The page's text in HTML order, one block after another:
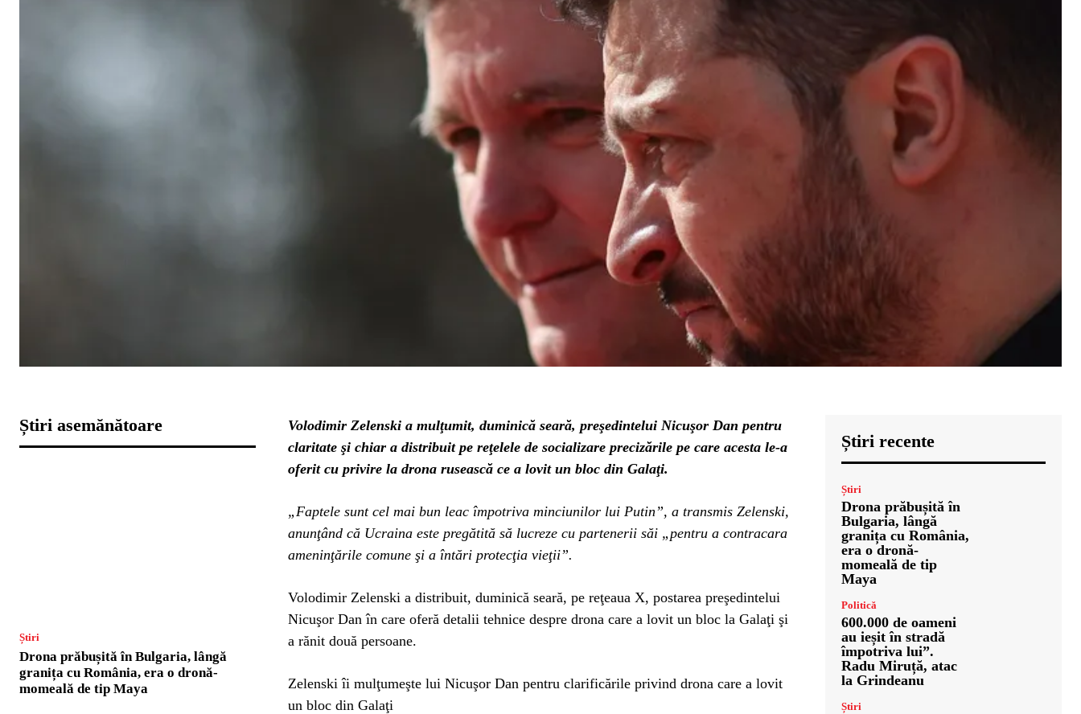
Știri asemănătoare
Știri
Drona prăbușită în Bulgaria, lângă
granița cu România, era o dronă-
momeală de tip Maya
Volodimir Zelenski a mulţumit, duminică seară, preşedintelui Nicuşor Dan pentru
claritate şi chiar a distribuit pe reţelele de socializare precizările pe care acesta le-a
oferit cu privire la drona rusească ce a lovit un bloc din Galaţi.
„Faptele sunt cel mai bun leac împotriva minciunilor lui Putin”, a transmis Zelenski,
anunţând că Ucraina este pregătită să lucreze cu partenerii săi „pentru a contracara
ameninţările comune şi a întări protecţia vieţii”.
Volodimir Zelenski a distribuit, duminică seară, pe reţeaua X, postarea preşedintelui
Nicuşor Dan în care oferă detalii tehnice despre drona care a lovit un bloc la Galaţi şi
a rănit două persoane.
Zelenski îi mulţumeşte lui Nicuşor Dan pentru clarificările privind drona care a lovit
un bloc din Galaţi
Știri recente
Știri
Drona prăbușită în
Bulgaria, lângă
granița cu România,
era o dronă-
momeală de tip
Maya
Politică
600.000 de oameni
au ieșit în stradă
împotriva lui”.
Radu Miruță, atac
la Grindeanu
Știri